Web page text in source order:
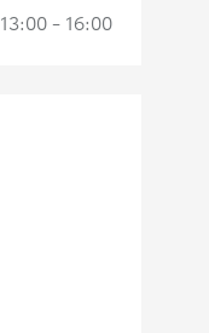
13:00 - 16:00